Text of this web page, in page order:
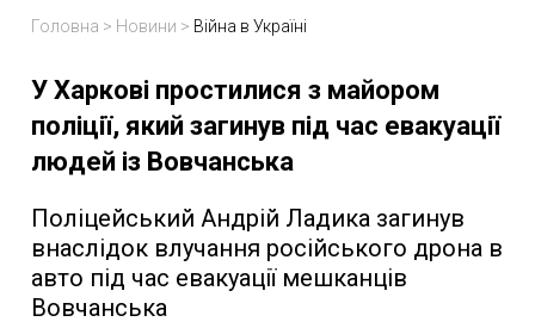
Головна > Новини > Війна в Україні
У Харкові простилися з майором
поліції, який загинув під час евакуації
людей із Вовчанська
Поліцейський Андрій Ладика загинув
внаслідок влучання російського дрона в
авто під час евакуації мешканців
Вовчанська